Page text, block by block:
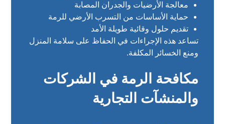
معالجة الأرضيات والجدران المصابة
حماية الأساسات من التسرب الأرضي للرمة
تقديم حلول وقائية طويلة الأمد
تساعد هذه الإجراءات في الحفاظ على سلامة المنزل
ومنع الخسائر المكلفة.
مكافحة الرمة في الشركات
والمنشآت التجارية